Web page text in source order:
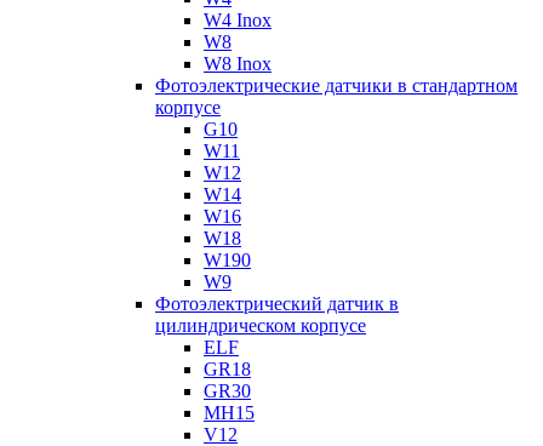
W4 Inox
W8
W8 Inox
Фотоэлектрические датчики в стандартном
корпусе
G10
W11
W12
W14
W16
W18
W190
W9
Фотоэлектрический датчик в
цилиндрическом корпусе
ELF
GR18
GR30
MH15
V12